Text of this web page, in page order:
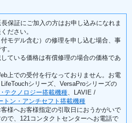
保証にご加入の方はお申し込みになれま
ださい。
モデル含む）の修理を申し込む場合、事
。
ている価格は有償修理の場合の価格であ
上での受付を行なっておりません。お電
シリーズ、VersaProシリーズの
テクノロジー搭載機種、LAVIE /
トン・アンチセフト搭載機種
様へお客様指定の引取日におうかがいで
で、121コンタクトセンターへお電話で